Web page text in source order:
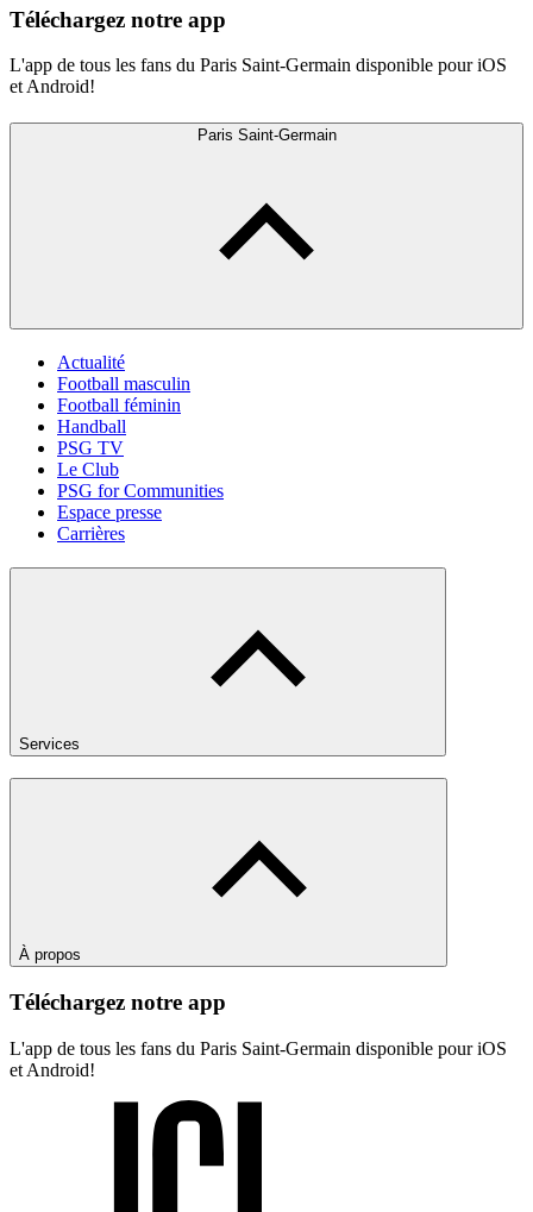
Téléchargez notre app
L'app de tous les fans du Paris Saint-Germain disponible pour iOS
et Android!
Paris Saint-Germain
Actualité
Football masculin
Football féminin
Handball
PSG TV
Le Club
PSG for Communities
Espace presse
Carrières
Services
À propos
Téléchargez notre app
L'app de tous les fans du Paris Saint-Germain disponible pour iOS
et Android!